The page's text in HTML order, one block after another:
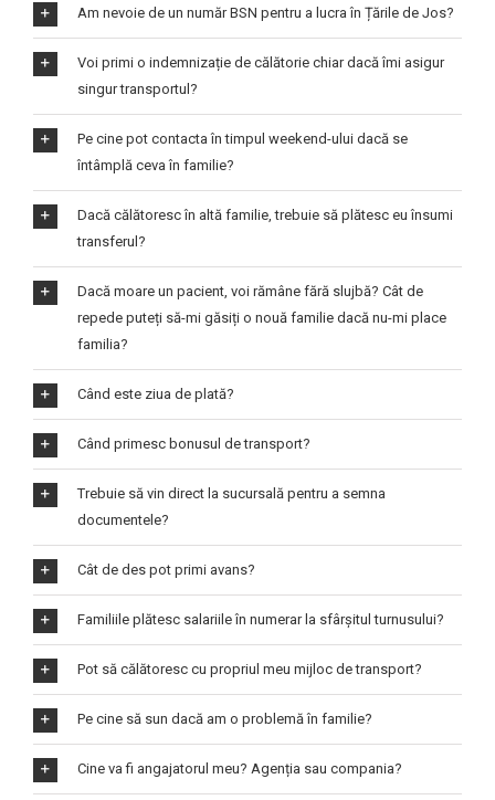
Am nevoie de un număr BSN pentru a lucra în Țările de Jos?
Voi primi o indemnizație de călătorie chiar dacă îmi asigur
singur transportul?
Pe cine pot contacta în timpul weekend-ului dacă se
întâmplă ceva în familie?
Dacă călătoresc în altă familie, trebuie să plătesc eu însumi
transferul?
Dacă moare un pacient, voi rămâne fără slujbă? Cât de
repede puteți să-mi găsiți o nouă familie dacă nu-mi place
familia?
Când este ziua de plată?
Când primesc bonusul de transport?
Trebuie să vin direct la sucursală pentru a semna
documentele?
Cât de des pot primi avans?
Familiile plătesc salariile în numerar la sfârșitul turnusului?
Pot să călătoresc cu propriul meu mijloc de transport?
Pe cine să sun dacă am o problemă în familie?
Cine va fi angajatorul meu? Agenția sau compania?